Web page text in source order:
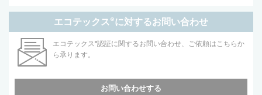
エコテックス®に対するお問い合わせ
エコテックス®認証に関するお問い合わせ、ご依頼はこちらか
ら承ります。
お問い合わせする